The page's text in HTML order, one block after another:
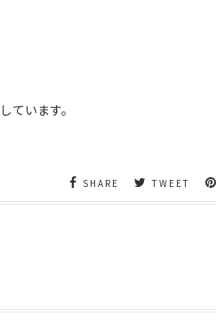
ています。
SHARE TWEET